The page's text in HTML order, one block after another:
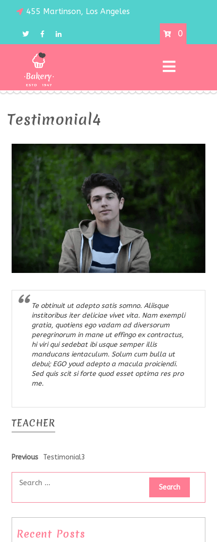
455 Martinson, Los Angeles
0
Testimonial4
Te obtinuit ut adepto satis somno. Aliisque
institoribus iter deliciae vivet vita. Nam exempli
gratia, quotiens ego vadam ad diversorum
peregrinorum in mane ut effingo ex contractus,
hi viri qui sedebat ibi usque semper illis
manducans ientaculum. Solum cum bulla ut
debui; EGO youd adepto a macula proiciendi.
Sed quis scit si forte quod esset optima res pro
me.
TEACHER
Previous Testimonial3
Recent Posts